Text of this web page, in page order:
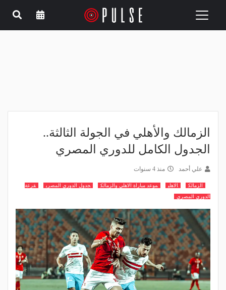
Toggle
الزمالك والأهلي في الجولة الثالثة..
الجدول الكامل للدوري المصري
علي أحمد منذ 4 سنوات
الزمالك الاهلي موعد مباراة الاهلي والزمالك جدول الدوري المصري
قرعة
الدوري المصري